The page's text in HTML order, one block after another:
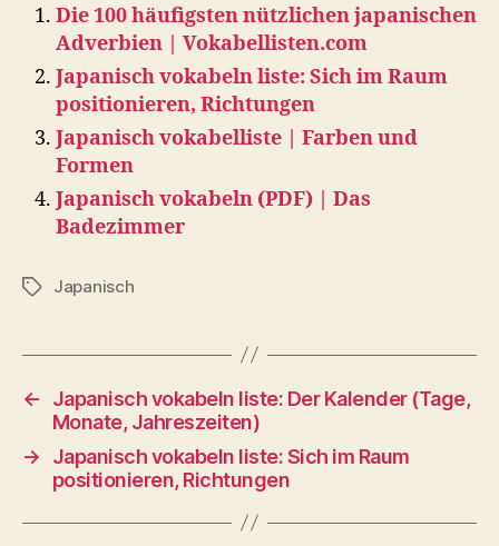
Die 100 häufigsten nützlichen japanischen
Adverbien | Vokabellisten.com
Japanisch vokabeln liste: Sich im Raum
positionieren, Richtungen
Japanisch vokabelliste | Farben und
Formen
Japanisch vokabeln (PDF) | Das
Badezimmer
TagsJapanisch
←
Japanisch vokabeln liste: Der Kalender (Tage,
Monate, Jahreszeiten)
→
Japanisch vokabeln liste: Sich im Raum
positionieren, Richtungen